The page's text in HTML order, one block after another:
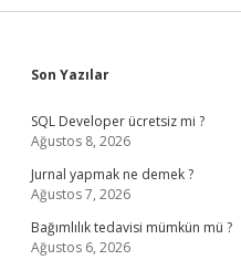
Sidebar
Son Yazılar
SQL Developer ücretsiz mi ?
Ağustos 8, 2026
Jurnal yapmak ne demek ?
Ağustos 7, 2026
Bağımlılık tedavisi mümkün mü ?
Ağustos 6, 2026